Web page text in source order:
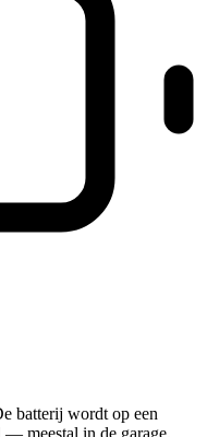
batterij wordt op een
meestal in de garage,